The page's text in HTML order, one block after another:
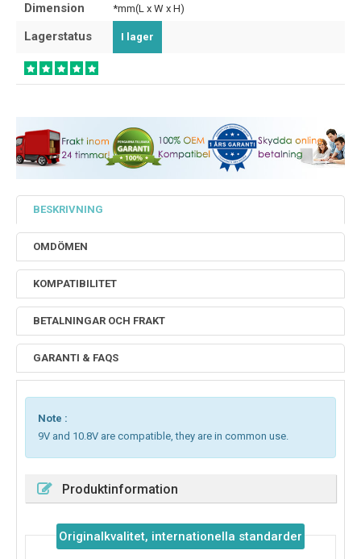
Dimension *mm(L x W x H)
Lagerstatus I lager
BESKRIVNING
OMDÖMEN
KOMPATIBILITET
BETALNINGAR OCH FRAKT
GARANTI & FAQS
Note :
9V and 10.8V are compatible, they are in common use.
Produktinformation
Originalkvalitet, internationella standarder